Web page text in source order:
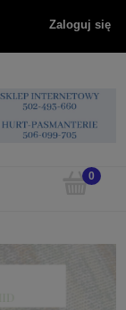
Zaloguj się